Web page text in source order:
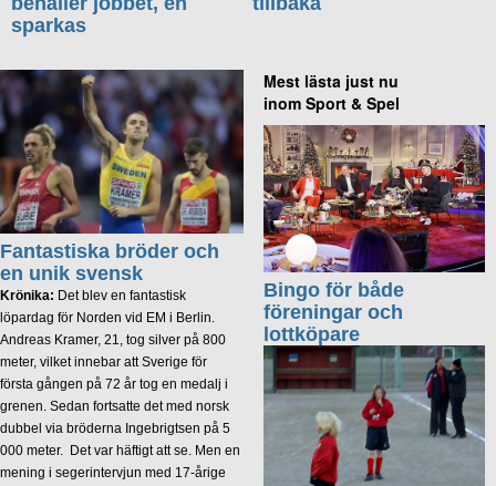
sparkas
Mest lästa just nu
inom Sport & Spel
Bingo för både
föreningar och
lottköpare
Fantastiska bröder och
en unik svensk
Krönika: Det blev en fantastisk
löpardag för Norden vid EM i Berlin.
Andreas Kramer, 21, tog silver på 800
meter, vilket innebar att Sverige för
första gången på 72 år tog en medalj i
grenen. Sedan fortsatte det med norsk
dubbel via bröderna Ingebrigtsen på 5
000 meter. Det var häftigt att se. Men en
mening i segerintervjun med 17-årige